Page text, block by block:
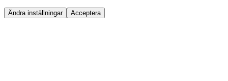
Ändra inställningar Acceptera